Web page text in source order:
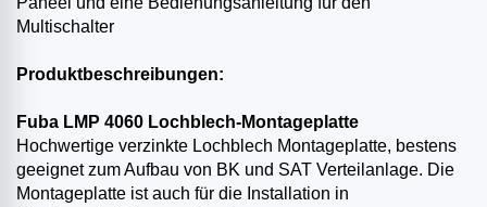
Multischalter
Produktbeschreibungen:
Fuba LMP 4060 Lochblech-Montageplatte
Hochwertige verzinkte Lochblech Montageplatte, bestens
geeignet zum Aufbau von BK und SAT Verteilanlage. Die
Montageplatte ist auch für die Installation in